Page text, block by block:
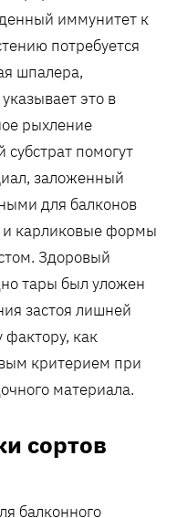
иммунитет к
потребуется
шпалера‚
это в
рыхление
субстрат помогут
заложенный
для балконов
и карликовые формы
Здоровый
тары был уложен
застоя лишней
как
критерием при
материала.
сортов